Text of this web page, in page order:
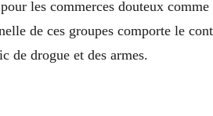
les commerces douteux
de ces groupes comporte le
de drogue et des armes.